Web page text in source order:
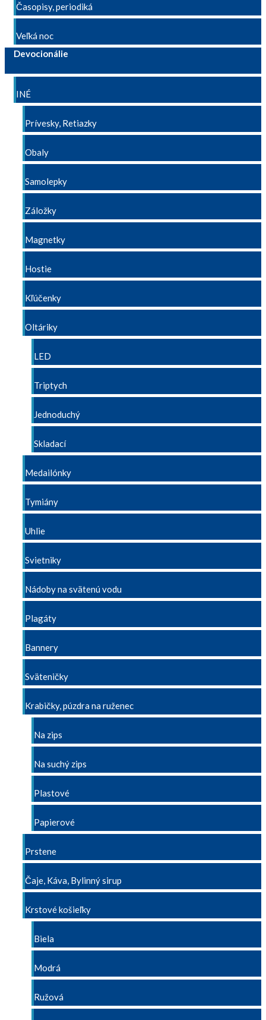
Časopisy, periodiká
Veľká noc
Devocionálie
INÉ
Prívesky, Retiazky
Obaly
Samolepky
Záložky
Magnetky
Hostie
Kľúčenky
Oltáriky
LED
Triptych
Jednoduchý
Skladací
Medailónky
Tymiány
Uhlie
Svietniky
Nádoby na svätenú vodu
Plagáty
Bannery
Sväteničky
Krabičky, púzdra na ruženec
Na zips
Na suchý zips
Plastové
Papierové
Prstene
Čaje, Káva, Bylinný sirup
Krstové košieľky
Biela
Modrá
Ružová